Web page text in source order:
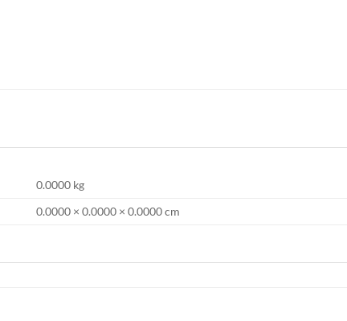
0.0000 kg
0.0000 × 0.0000 × 0.0000 cm